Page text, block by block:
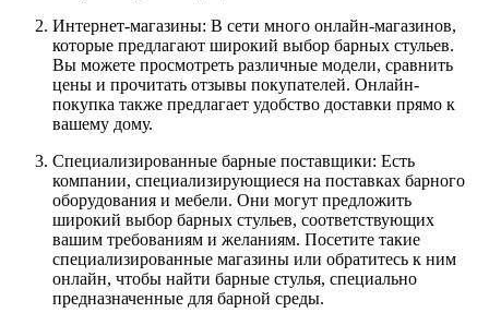
Интернет-магазины: В сети много онлайн-магазинов,
которые предлагают широкий выбор барных стульев.
Вы можете просмотреть различные модели, сравнить
цены и прочитать отзывы покупателей. Онлайн-
покупка также предлагает удобство доставки прямо к
вашему дому.
Специализированные барные поставщики: Есть
компании, специализирующиеся на поставках барного
оборудования и мебели. Они могут предложить
широкий выбор барных стульев, соответствующих
вашим требованиям и желаниям. Посетите такие
специализированные магазины или обратитесь к ним
онлайн, чтобы найти барные стулья, специально
предназначенные для барной среды.